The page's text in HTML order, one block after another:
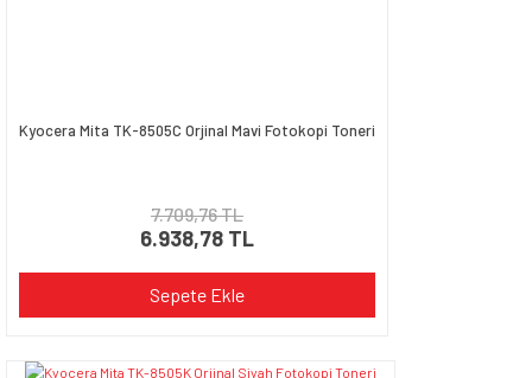
Kyocera Mita TK-8505C Orjinal Mavi Fotokopi Toneri
7.709,76 TL
6.938,78 TL
Sepete Ekle